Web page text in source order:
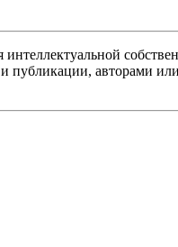
авторами